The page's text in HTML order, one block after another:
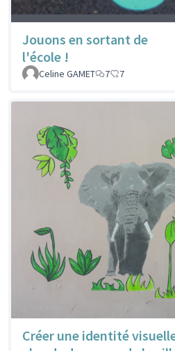
Jouons en sortant de
l'école !
Celine GAMET
7 7
Créer une identité